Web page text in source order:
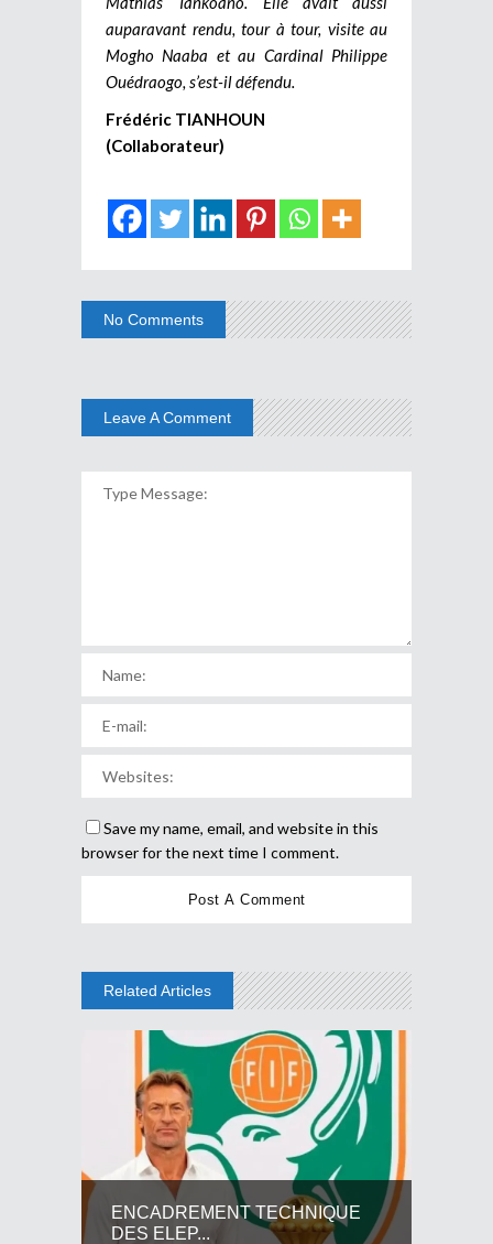
auparavant rendu, tour à tour, visite au
Mogho Naaba et au Cardinal Philippe
Ouédraogo, s’est-il défendu.
Frédéric TIANHOUN
(Collaborateur)
No Comments
Leave A Comment
Save my name, email, and website in this
browser for the next time I comment.
Related Articles
ENCADREMENT TECHNIQUE
DES ELEP...